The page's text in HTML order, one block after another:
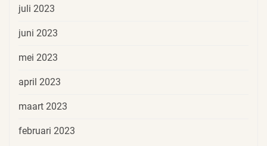
juli 2023
juni 2023
mei 2023
april 2023
maart 2023
februari 2023